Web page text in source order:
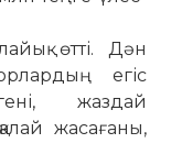
өтті. Дән
егіс
жаздай
жасағаны,